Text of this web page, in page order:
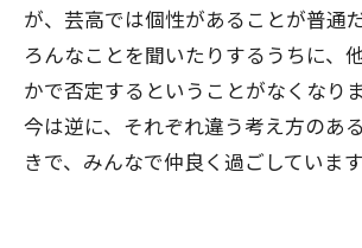
が、芸高では個性があることが普通
ろんなことを聞いたりするうちに、
かで否定するということがなくなりま
今は逆に、それぞれ違う考え方のあ
きで、みんなで仲良く過ごしています